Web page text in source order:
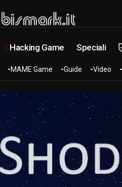
Hacking Game Speciali
MAME Game Guide Video